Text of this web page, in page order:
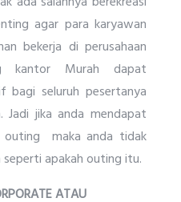
agar para karyawan
bekerja di perusahaan
kantor Murah dapat
bagi seluruh pesertanya
Jadi jika anda mendapat
outing maka anda tidak
apakah outing itu.
ATAU